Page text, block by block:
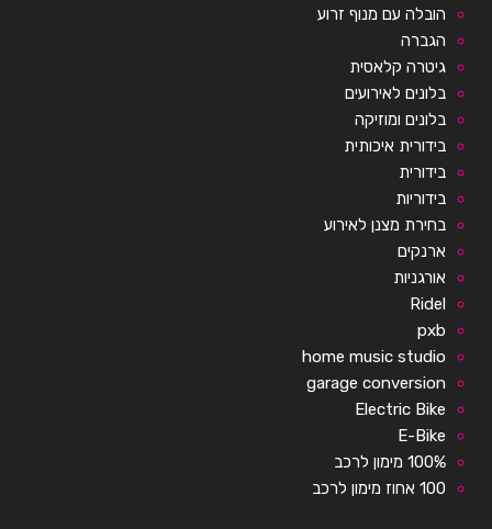
הובלה עם מנוף זרוע
הגברה
גיטרה קלאסית
בלונים לאירועים
בלונים ומוזיקה
בידורית איכותית
בידורית
בידוריות
בחירת מצנן לאירוע
ארנקים
אורגניות
Ridel
pxb
home music studio
garage conversion
Electric Bike
E-Bike
100% מימון לרכב
100 אחוז מימון לרכב